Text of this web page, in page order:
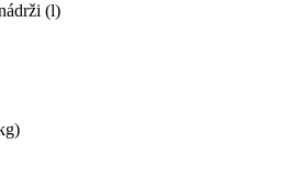
(l)